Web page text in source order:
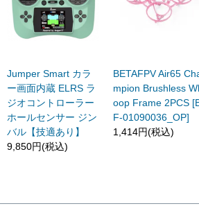
Jumper Smart カラ
ー画面内蔵 ELRS ラ
ジオコントローラー
ホールセンサー ジン
バル【技適あり】
9,850円(税込)
BETAFPV Air65
mpion Brushless
oop Frame 2PCS
F-01090036_OP]
1,414円(税込)